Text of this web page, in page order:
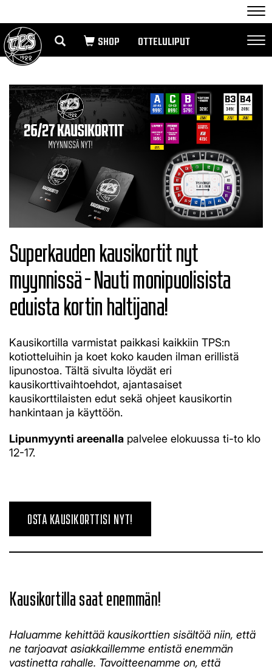
OTTELULIPUT
Superkauden kausikortit nyt
myynnissä - Nauti monipuolisista
eduista kortin haltijana!
Kausikortilla varmistat paikkasi kaikkiin TPS:n
kotiotteluihin ja koet koko kauden ilman erillistä
lipunostoa. Tältä sivulta löydät eri
kausikorttivaihtoehdot, ajantasaiset
kausikorttilaisten edut sekä ohjeet kausikortin
hankintaan ja käyttöön.
Lipunmyynti areenalla palvelee elokuussa ti-to klo
12-17.
OSTA KAUSIKORTTISI NYT!
​​​​​​​Kausikortilla saat enemmän!
​​​​​​​Haluamme kehittää kausikorttien sisältöä niin, että
ne tarjoavat asiakkaillemme entistä enemmän
vastinetta rahalle. Tavoitteenamme on, että